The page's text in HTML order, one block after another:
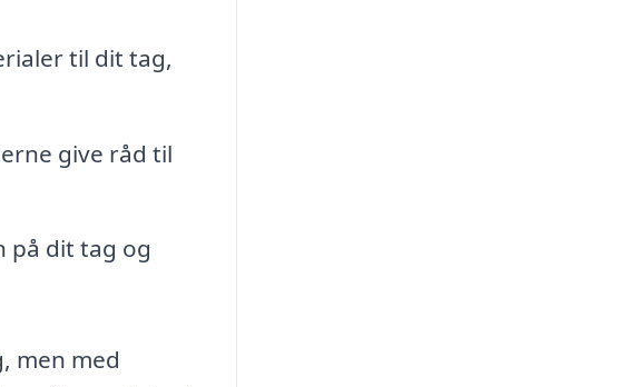
til dit tag,
give råd til
på dit tag og
men med